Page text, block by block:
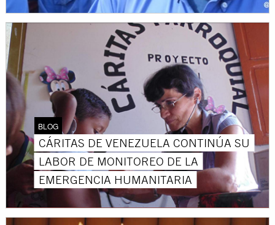
BLOG
CÁRITAS DE VENEZUELA CONTINÚA SU
LABOR DE MONITOREO DE LA
EMERGENCIA HUMANITARIA